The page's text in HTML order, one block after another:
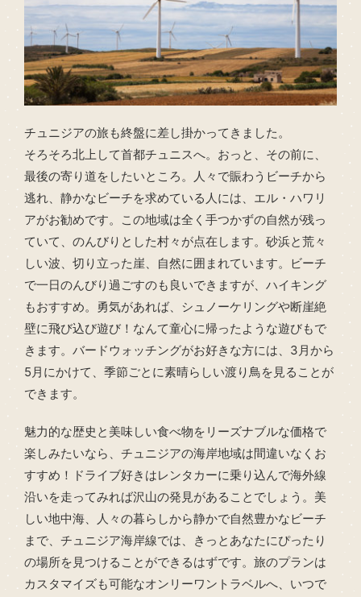
チュニジアの旅も終盤に差し掛かってきました。
そろそろ北上して首都チュニスへ。おっと、その前に、
最後の寄り道をしたいところ。人々で賑わうビーチから
逃れ、静かなビーチを求めている人には、エル・ハワリ
アがお勧めです。この地域は全く手つかずの自然が残っ
ていて、のんびりとした村々が点在します。砂浜と荒々
しい波、切り立った崖、自然に囲まれています。ビーチ
で一日のんびり過ごすのも良いできますが、ハイキング
もおすすめ。勇気があれば、シュノーケリングや断崖絶
壁に飛び込び遊び！なんて童心に帰ったような遊びもで
きます。バードウォッチングがお好きな方には、3月から
5月にかけて、季節ごとに素晴らしい渡り鳥を見ることが
できます。
魅力的な歴史と美味しい食べ物をリーズナブルな価格で
楽しみたいなら、チュニジアの海岸地域は間違いなくお
すすめ！ドライブ好きはレンタカーに乗り込んで海外線
沿いを走ってみれば沢山の発見があることでしょう。美
しい地中海、人々の暮らしから静かで自然豊かなビーチ
まで、チュニジア海岸線では、きっとあなたにぴったり
の場所を見つけることができるはずです。旅のプランは
カスタマイズも可能なオンリーワントラベルへ、いつで